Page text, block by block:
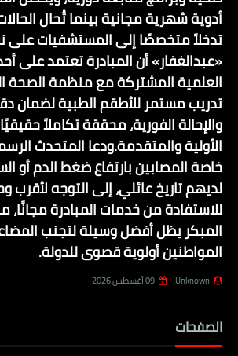
أدوية شهرية مجانية بينما تُحال
تدخلاً متخصصًا إلى المستشفيات على
«عبدالغفار» أن المبادرة تعتمد على
العلمية المشتركة مع منظمة الصحة
تدريب مستمر للأطقم الطبية لضمان
والإحالة الفورية، محققة تكاملاً
الأولية والمتقدمة.ودعا المتحدث
خاصة المصابين بارتفاع ضغط الدم أو
لديهم تاريخ عائلي، إلى التوجه لأقرب
للاستفادة من خدمات المبادرة
المبكر يظل أفضل وسيلة لتجنب
المواطنين أولوية قصوى للدولة.
Unknown 09 أغسطس 2026
الصفحات